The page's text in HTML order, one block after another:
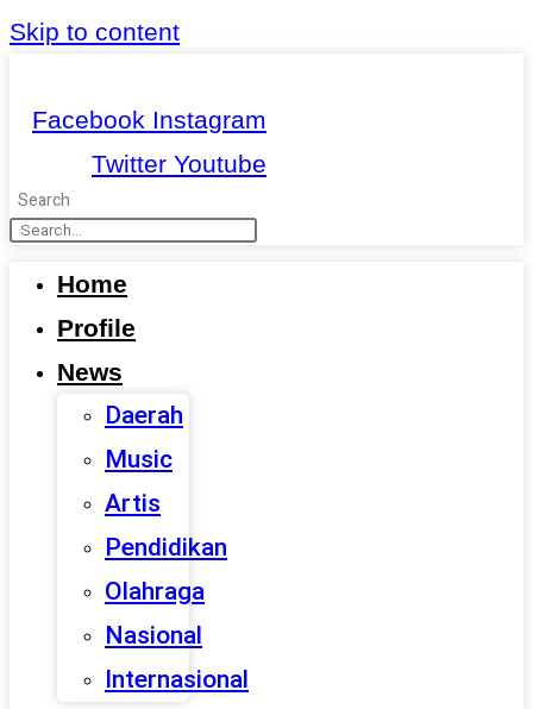
Skip to content
Facebook Instagram
Twitter Youtube
Search
Home
Profile
News
Daerah
Music
Artis
Pendidikan
Olahraga
Nasional
Internasional